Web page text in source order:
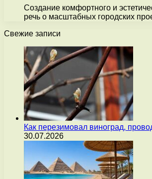
Создание комфортного и
речь о масштабных городских
Свежие записи
Как перезимовал виноград,
30.07.2026